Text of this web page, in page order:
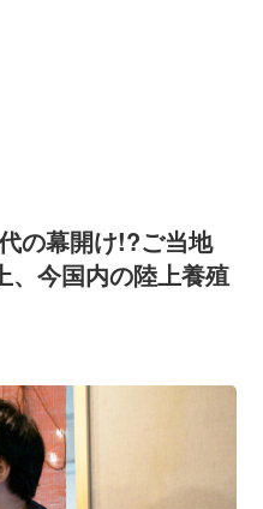
の幕開け!?ご当地
、今国内の陸上養殖